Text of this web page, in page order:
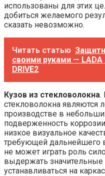
использованы для этих
добиться желаемого
сказать невозможно.
Читать статью
своими руками — LADA
DRIVE2
Кузов из стекловолокна.
стекловолокна являются
производстве в
подверженность
низкое визуальное
требующей дальнейшего
не может играть роль
выдержать значительные
устанавливаться на